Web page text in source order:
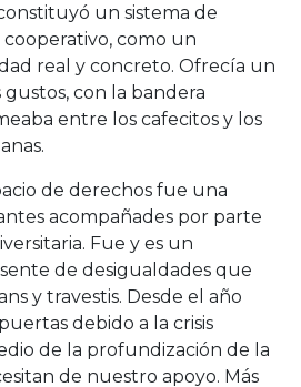
un sistema de
como un
real y concreto. Ofrecía un
con la bandera
entre los cafecitos y los
de derechos fue una
acompañades por parte
Fue y es un
de desigualdades que
y travestis. Desde el año
debido a la crisis
de la profundización de la
de nuestro apoyo. Más